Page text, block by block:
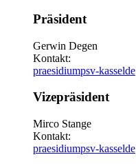
Präsident
Gerwin Degen
Kontakt:
praesidiumpsv-kasselde
Vizepräsident
Mirco Stange
Kontakt:
praesidiumpsv-kasselde